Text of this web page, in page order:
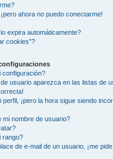
ahora no puedo conectarme!
expira automáticamente?
cookies”?
configuración?
usuario aparezca en las listas de
¡pero la hora sigue siendo
mi nombre de usuario?
rango?
de e-mail de un usuario, ¡me